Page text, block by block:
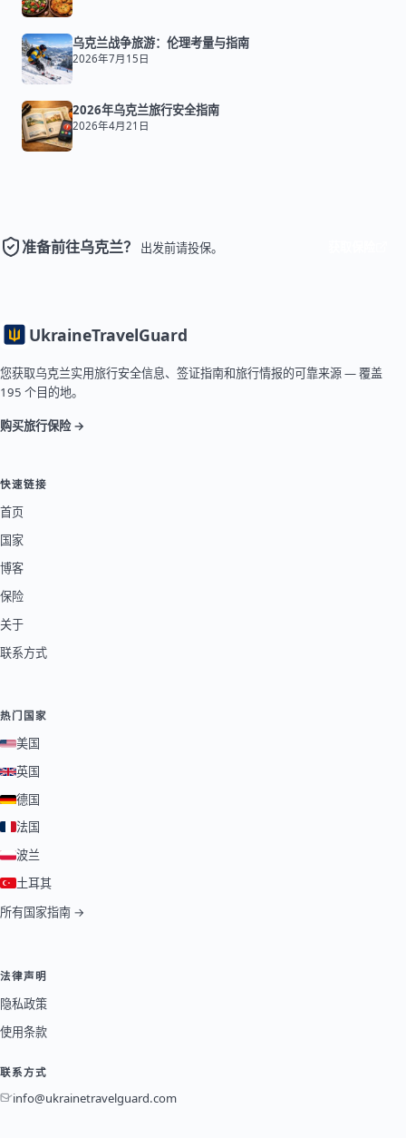
乌克兰战争旅游：伦理考量与指南
2026年7月15日
2026年乌克兰旅行安全指南
2026年4月21日
准备前往乌克兰？ 出发前请投保。
UkraineTravelGuard
您获取乌克兰实用旅行安全信息、签证指南和旅行情报的可靠来源 — 覆盖
195 个目的地。
购买旅行保险 →
快速链接
首页
国家
博客
保险
关于
联系方式
热门国家
美国
英国
德国
法国
波兰
土耳其
所有国家指南 →
法律声明
隐私政策
使用条款
联系方式
info@ukrainetravelguard.com